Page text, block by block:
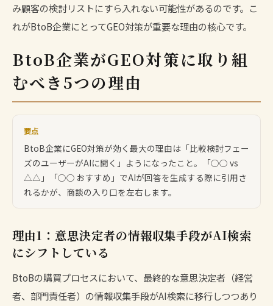
み顧客の検討リストにすら入れない可能性があるのです。こ
れがBtoB企業にとってGEO対策が重要な理由の核心です。
BtoB企業がGEO対策に取り組
むべき5つの理由
要点
BtoB企業にGEO対策が効く最大の理由は「比較検討フェー
ズのユーザーがAIに聞く」ようになったこと。「○○ vs
△△」「○○ おすすめ」でAIが回答を生成する際に引用さ
れるかが、商談の入り口を左右します。
理由1：意思決定者の情報収集手段がAI検索
にシフトしている
BtoBの購買プロセスにおいて、最終的な意思決定者（経営
者、部門責任者）の情報収集手段がAI検索に移行しつつあり